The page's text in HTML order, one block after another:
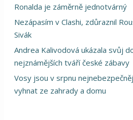
Ronalda je záměrně jednotvárný
Nezápasím v Clashi, zdůraznil
Sivák
Andrea Kalivodová ukázala svůj
nejznámějších tváří české zábavy
Vosy jsou v srpnu
vyhnat ze zahrady a domu